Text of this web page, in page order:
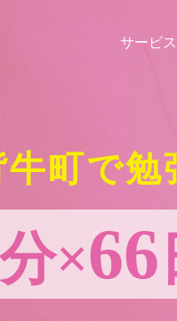
サービス
町で
分×66